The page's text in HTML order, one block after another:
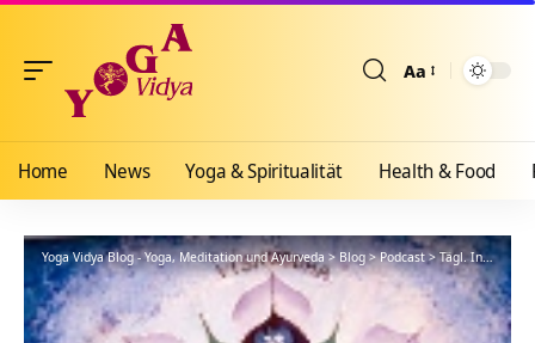
Aa
Home News Yoga & Spiritualität Health & Food
Yoga Vidya Blog - Yoga, Meditation und Ayurveda>Blog>Podcast>Tägl. Inspiration